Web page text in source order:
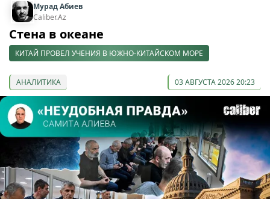
Мурад Абиев
Caliber.Az
Стена в океане
КИТАЙ ПРОВЕЛ УЧЕНИЯ В ЮЖНО-КИТАЙСКОМ МОРЕ
АНАЛИТИКА 03 АВГУСТА 2026 20:23